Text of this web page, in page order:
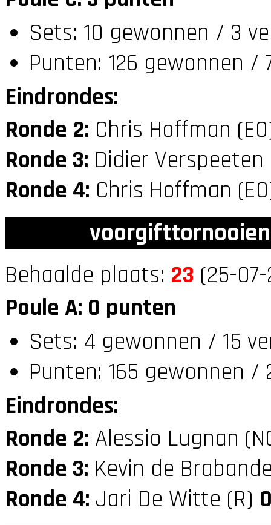
Sets: 10 gewonnen / 3
Punten: 126 gewonnen /
Eindrondes:
Ronde 2: Chris Hoffman
Ronde 3: Didier
Ronde 4: Chris Hoffman
Behaalde plaats: 23 (25-
Poule A: 0 punten
Sets: 4 gewonnen / 15
Punten: 165 gewonnen /
Eindrondes:
Ronde 2: Alessio Lugnan
Ronde 3: Kevin de
Ronde 4: Jari De Witte (R)